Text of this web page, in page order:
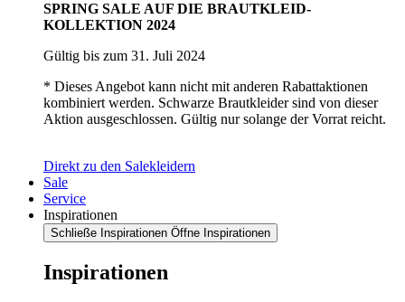
SPRING SALE AUF DIE BRAUTKLEID-
KOLLEKTION 2024
Gültig bis zum 31. Juli 2024
* Dieses Angebot kann nicht mit anderen Rabattaktionen
kombiniert werden. Schwarze Brautkleider sind von dieser
Aktion ausgeschlossen. Gültig nur solange der Vorrat reicht.
Direkt zu den Salekleidern
Sale
Service
Inspirationen
Schließe Inspirationen Öffne Inspirationen
Inspirationen